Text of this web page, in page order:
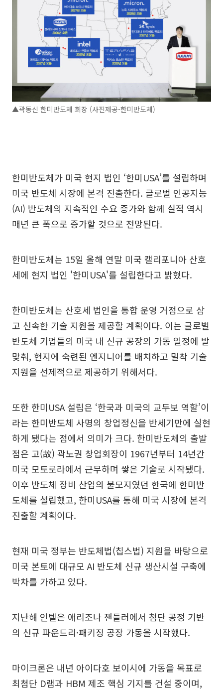
▲곽동신 한미반도체 회장 (사진제공-한미반도체)
한미반도체가 미국 현지 법인 ‘한미USA’를 설립하며
미국 반도체 시장에 본격 진출한다. 글로벌 인공지능
(AI) 반도체의 지속적인 수요 증가와 함께 실적 역시
매년 큰 폭으로 증가할 것으로 전망된다.
한미반도체는 15일 올해 연말 미국 캘리포니아 산호
세에 현지 법인 '한미USA'를 설립한다고 밝혔다.
한미반도체는 산호세 법인을 통합 운영 거점으로 삼
고 신속한 기술 지원을 제공할 계획이다. 이는 글로벌
반도체 기업들의 미국 내 신규 공장의 가동 일정에 발
맞춰, 현지에 숙련된 엔지니어를 배치하고 밀착 기술
지원을 선제적으로 제공하기 위해서다.
또한 한미USA 설립은 ‘한국과 미국의 교두보 역할’이
라는 한미반도체 사명의 창업정신을 반세기만에 실현
하게 됐다는 점에서 의미가 크다. 한미반도체의 출발
점은 고(故) 곽노권 창업회장이 1967년부터 14년간
미국 모토로라에서 근무하며 쌓은 기술로 시작됐다.
이후 반도체 장비 산업의 불모지였던 한국에 한미반
도체를 설립했고, 한미USA를 통해 미국 시장에 본격
진출할 계획이다.
현재 미국 정부는 반도체법(칩스법) 지원을 바탕으로
미국 본토에 대규모 AI 반도체 신규 생산시설 구축에
박차를 가하고 있다.
지난해 인텔은 애리조나 챈들러에서 첨단 공정 기반
의 신규 파운드리·패키징 공장 가동을 시작했다.
마이크론은 내년 아이다호 보이시에 가동을 목표로
최첨단 D램과 HBM 제조 핵심 기지를 건설 중이며,